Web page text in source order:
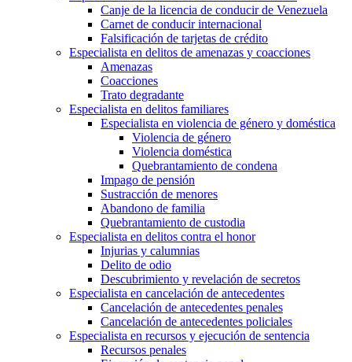
Canje de la licencia de conducir de Venezuela
Carnet de conducir internacional
Falsificación de tarjetas de crédito
Especialista en delitos de amenazas y coacciones
Amenazas
Coacciones
Trato degradante
Especialista en delitos familiares
Especialista en violencia de género y doméstica
Violencia de género
Violencia doméstica
Quebrantamiento de condena
Impago de pensión
Sustracción de menores
Abandono de familia
Quebrantamiento de custodia
Especialista en delitos contra el honor
Injurias y calumnias
Delito de odio
Descubrimiento y revelación de secretos
Especialista en cancelación de antecedentes
Cancelación de antecedentes penales
Cancelación de antecedentes policiales
Especialista en recursos y ejecución de sentencia
Recursos penales